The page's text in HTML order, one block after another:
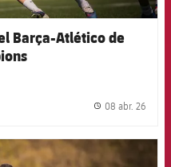
Barça-Atlético de
08 abr. 26
Barcelona badge